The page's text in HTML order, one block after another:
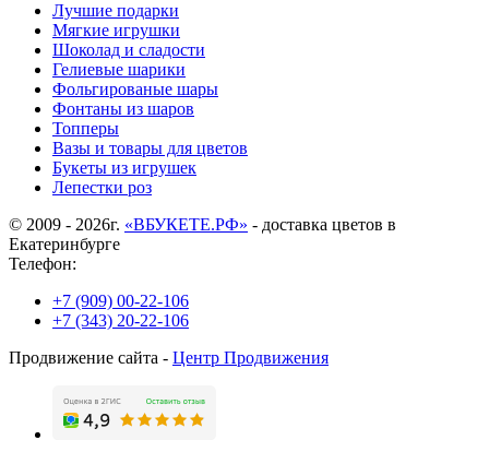
Лучшие подарки
Мягкие игрушки
Шоколад и сладости
Гелиевые шарики
Фольгированые шары
Фонтаны из шаров
Топперы
Вазы и товары для цветов
Букеты из игрушек
Лепестки роз
© 2009 - 2026г. «ВБУКЕТЕ.РФ» - доставка цветов в
Екатеринбурге
Телефон:
+7 (909) 00-22-106
+7 (343) 20-22-106
Продвижение сайта - Центр Продвижения